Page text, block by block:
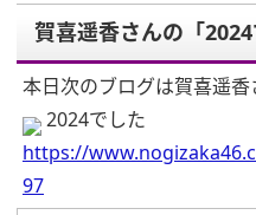
賀喜遥香さんの「2024
本日次のブログは賀喜遥香
2024でした
https://
97